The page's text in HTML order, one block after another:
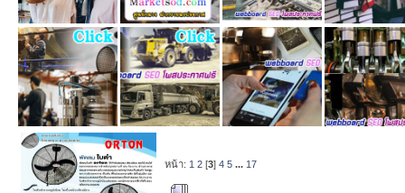
หน้า: 1 2 [3]4 5 ... 17